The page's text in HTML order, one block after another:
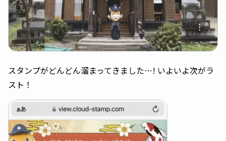
スタンプがどんどん溜まってきました…! いよいよ次がラ
スト！